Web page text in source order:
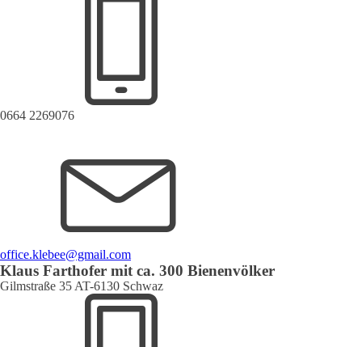
0664 2269076
office.klebee@gmail.com
Klaus Farthofer mit ca. 300 Bienenvölker
Gilmstraße 35 AT-6130 Schwaz